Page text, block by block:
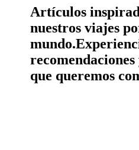
Artículos
nuestros viajes
mundo.
recomendaciones
que queremos